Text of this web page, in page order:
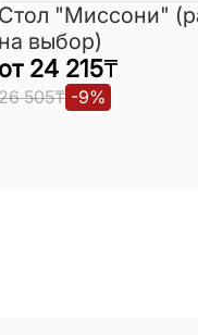
Стол "Миссони"
на выбор)
от 24 215₸
505₸ -9%